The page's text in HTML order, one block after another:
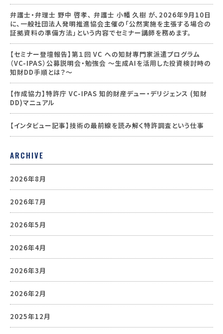
弁護士・弁理士 野中 啓孝、 弁護士 小幡 久樹 が、2026年9月10日
に、一般社団法人発明推進協会主催の「公然実施を主張する場合の
証拠資料の準備方法」という内容でセミナー講師を務めます。
【セミナー登壇報告】第１回 VC への知財専門家派遣プログラム
（VC-IPAS）公募説明会・勉強会 ～生成AIを活用した投資検討時の
知財DD手順とは？～
【作成協力】特許庁 VC-IPAS 知的財産デュー・デリジェンス (知財
DD)マニュアル
【インタビュー記事】技術の最前線を読み解く特許調査という仕事
ARCHIVE
2026年8月
2026年7月
2026年5月
2026年4月
2026年3月
2026年2月
2025年12月